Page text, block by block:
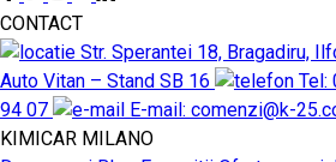
CONTACT
Str. Sperantei 18, Bragadiru,
Auto Vitan – Stand SB 16
Tel:
94 07
E-mail: comenzi@k-
KIMICAR MILANO